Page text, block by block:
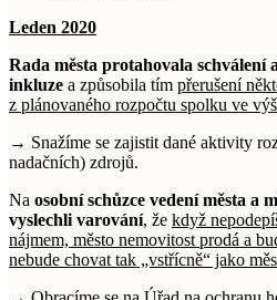
Leden 2020
Rada města protahovala schválení
inkluze a způsobila tím přerušení
z plánovaného rozpočtu spolku ve
→ Snažíme se zajistit dané aktivity
nadačních) zdrojů.
Na osobní schůzce vedení města a
vyslechli varování, že když
nájmem, město nemovitost prodá a
nebude chovat tak „vstřícně“ jako